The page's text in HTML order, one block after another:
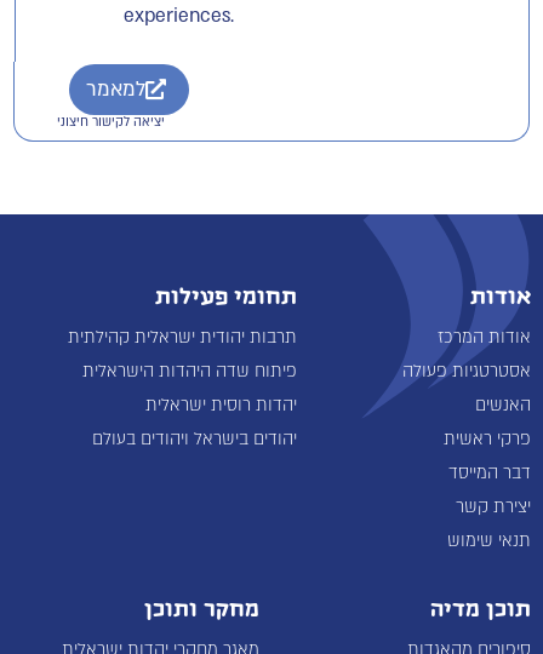
experiences.
למאמר
יציאה לקישור חיצוני
אודות
אודות המרכז
אסטרטגיות פעולה
האנשים
פרקי ראשית
דבר המייסד
יצירת קשר
תנאי שימוש
תחומי פעילות
תרבות יהודית ישראלית קהילתית
פיתוח שדה היהדות הישראלית
יהדות רוסית ישראלית
יהודים בישראל ויהודים בעולם
תוכן מדיה מחקר ותוכן